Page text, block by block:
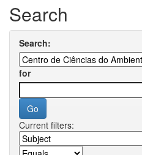
Search
Search:
for
Current filters: